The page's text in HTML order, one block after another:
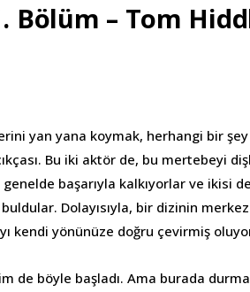
Bölüm – Tom
yan yana koymak, herhangi bir
Bu iki aktör de, bu mertebeyi
başarıyla kalkıyorlar ve ikisi
Dolayısıyla, bir dizinin
kendi yönünüze doğru çevirmiş
de böyle başladı. Ama burada